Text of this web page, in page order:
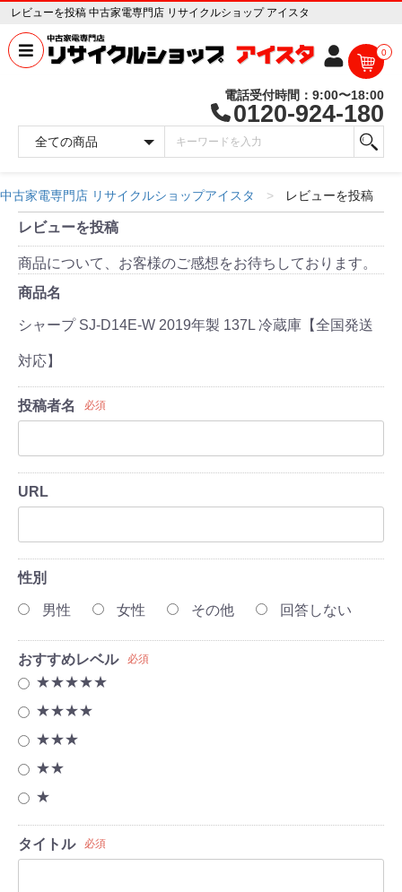
レビューを投稿 中古家電専門店 リサイクルショップ アイスタ
0
電話受付時間：9:00〜18:00
0120-924-180
中古家電専門店 リサイクルショップアイスタ レビューを投稿
レビューを投稿
商品について、お客様のご感想をお待ちしております。
商品名
シャープ SJ-D14E-W 2019年製 137L 冷蔵庫【全国発送
対応】
投稿者名 必須
URL
性別
男性 女性 その他 回答しない
おすすめレベル 必須
★★★★★
★★★★
★★★
★★
★
タイトル 必須